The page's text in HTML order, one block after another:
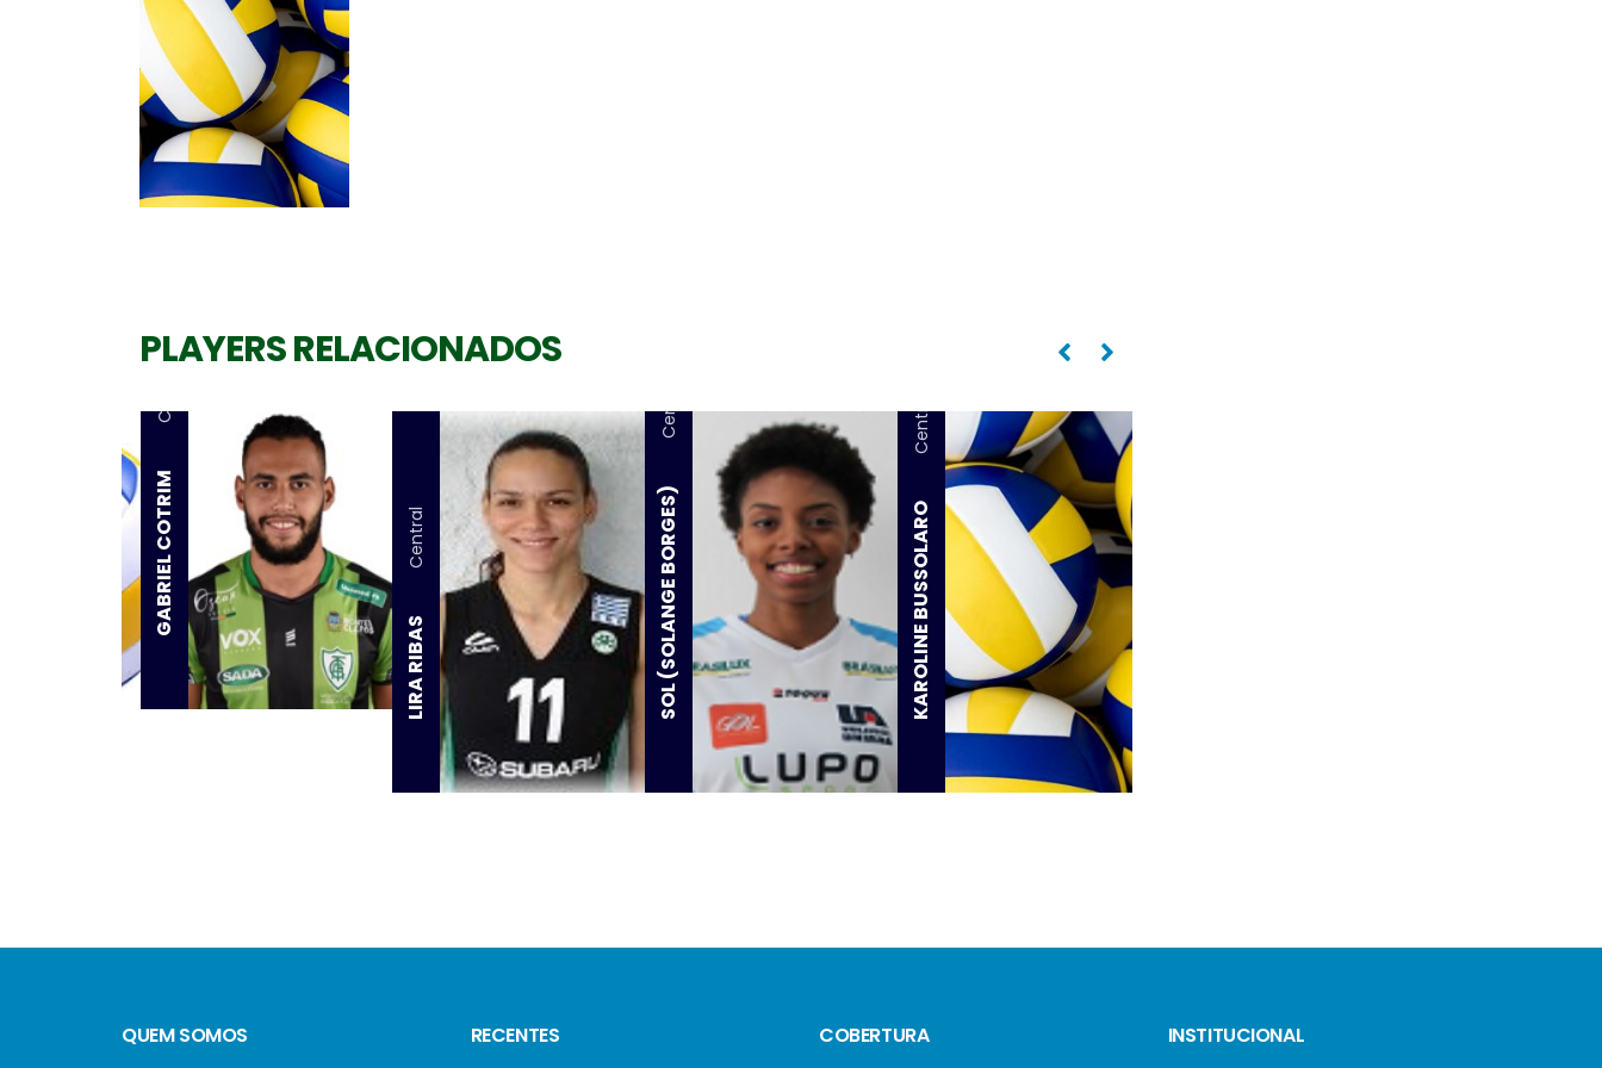
PLAYERS RELACIONADOS
GABRIEL COTRIM
LIRA RIBAS
Central SOL (SOLANGE BORGES)
Central
KAROLINE BUSSOLARO
Central
QUEM SOMOS RECENTES COBERTURA INSTITUCIONAL